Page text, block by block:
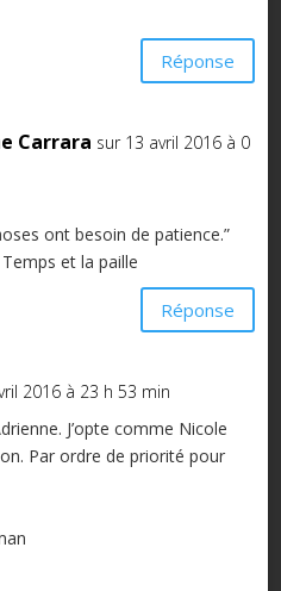
Réponse
Carrara sur 13 avril 2016 à 0
ont besoin de patience.”
et la paille
Réponse
2016 à 23 h 53 min
J’opte comme Nicole
Par ordre de priorité pour